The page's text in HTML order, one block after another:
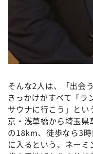
そんな2人は、「出会
きっかけがすべて「ラ
サウナに行こう」と
京・浅草橋から埼玉
の18km、徒歩なら3
に入るという、ネー